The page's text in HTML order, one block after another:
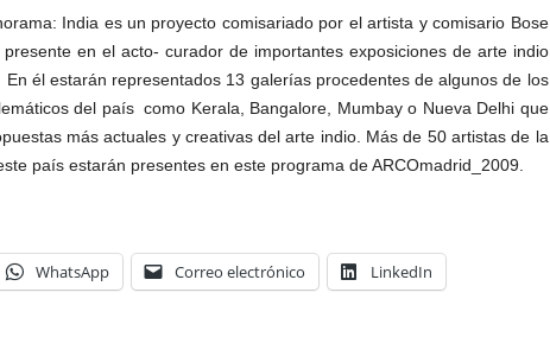
India es un proyecto comisariado por el artista y comisario Bose
en el acto- curador de importantes exposiciones de arte indio
En él estarán representados 13 galerías procedentes de algunos de los
del país como Kerala, Bangalore, Mumbay o Nueva Delhi que
más actuales y creativas del arte indio. Más de 50 artistas de la
país estarán presentes en este programa de ARCOmadrid_2009.
WhatsApp Correo electrónico LinkedIn